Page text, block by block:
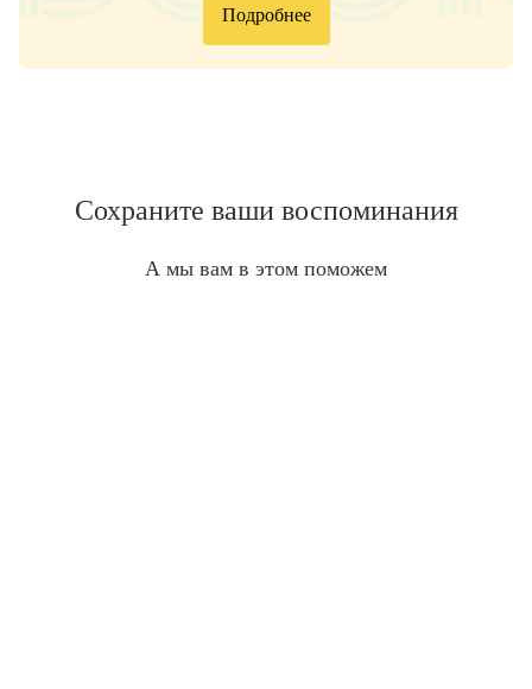
Подробнее
Сохраните ваши воспоминания
А мы вам в этом поможем